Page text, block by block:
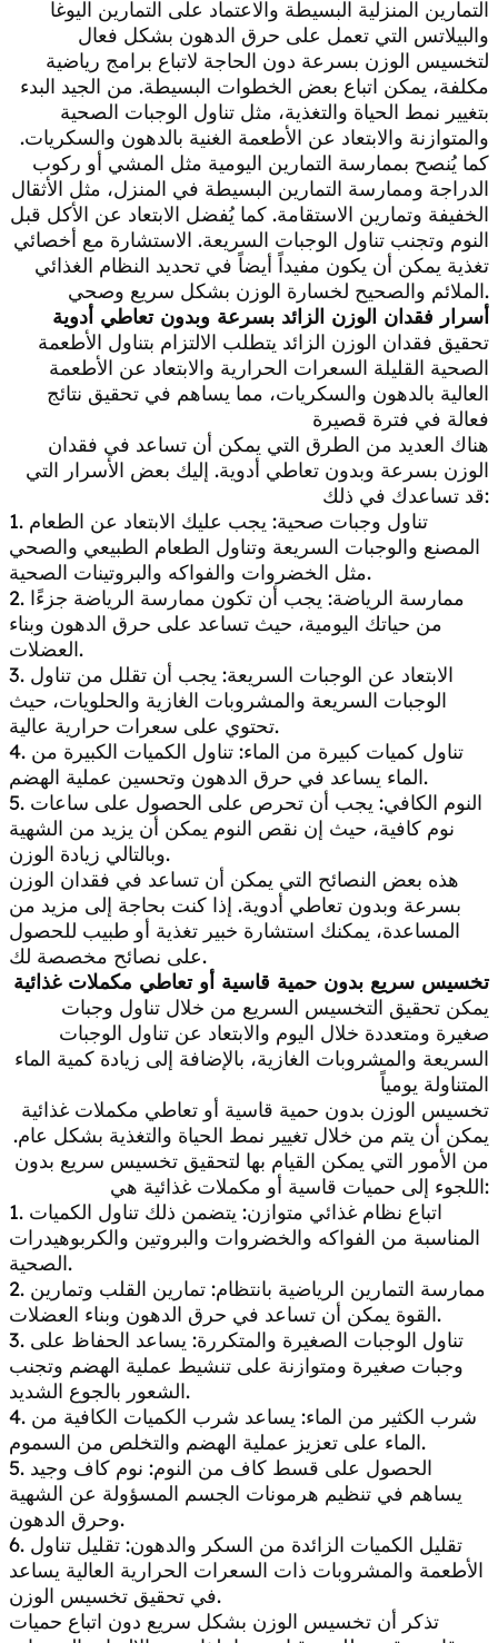
التمارين المنزلية البسيطة والاعتماد على التمارين اليوغا
والبيلاتس التي تعمل على حرق الدهون بشكل فعال
لتخسيس الوزن بسرعة دون الحاجة لاتباع برامج رياضية
مكلفة، يمكن اتباع بعض الخطوات البسيطة. من الجيد البدء
بتغيير نمط الحياة والتغذية، مثل تناول الوجبات الصحية
والمتوازنة والابتعاد عن الأطعمة الغنية بالدهون والسكريات.
كما يُنصح بممارسة التمارين اليومية مثل المشي أو ركوب
الدراجة وممارسة التمارين البسيطة في المنزل، مثل الأثقال
الخفيفة وتمارين الاستقامة. كما يُفضل الابتعاد عن الأكل قبل
النوم وتجنب تناول الوجبات السريعة. الاستشارة مع أخصائي
تغذية يمكن أن يكون مفيداً أيضاً في تحديد النظام الغذائي
الملائم والصحيح لخسارة الوزن بشكل سريع وصحي.
أسرار فقدان الوزن الزائد بسرعة وبدون تعاطي أدوية
تحقيق فقدان الوزن الزائد يتطلب الالتزام بتناول الأطعمة
الصحية القليلة السعرات الحرارية والابتعاد عن الأطعمة
العالية بالدهون والسكريات، مما يساهم في تحقيق نتائج
فعالة في فترة قصيرة
هناك العديد من الطرق التي يمكن أن تساعد في فقدان
الوزن بسرعة وبدون تعاطي أدوية. إليك بعض الأسرار التي
قد تساعدك في ذلك:
1. تناول وجبات صحية: يجب عليك الابتعاد عن الطعام
المصنع والوجبات السريعة وتناول الطعام الطبيعي والصحي
مثل الخضروات والفواكه والبروتينات الصحية.
2. ممارسة الرياضة: يجب أن تكون ممارسة الرياضة جزءًا
من حياتك اليومية، حيث تساعد على حرق الدهون وبناء
العضلات.
3. الابتعاد عن الوجبات السريعة: يجب أن تقلل من تناول
الوجبات السريعة والمشروبات الغازية والحلويات، حيث
تحتوي على سعرات حرارية عالية.
4. تناول كميات كبيرة من الماء: تناول الكميات الكبيرة من
الماء يساعد في حرق الدهون وتحسين عملية الهضم.
5. النوم الكافي: يجب أن تحرص على الحصول على ساعات
نوم كافية، حيث إن نقص النوم يمكن أن يزيد من الشهية
وبالتالي زيادة الوزن.
هذه بعض النصائح التي يمكن أن تساعد في فقدان الوزن
بسرعة وبدون تعاطي أدوية. إذا كنت بحاجة إلى مزيد من
المساعدة، يمكنك استشارة خبير تغذية أو طبيب للحصول
على نصائح مخصصة لك.
تخسيس سريع بدون حمية قاسية أو تعاطي مكملات غذائية
يمكن تحقيق التخسيس السريع من خلال تناول وجبات
صغيرة ومتعددة خلال اليوم والابتعاد عن تناول الوجبات
السريعة والمشروبات الغازية، بالإضافة إلى زيادة كمية الماء
المتناولة يومياً
تخسيس الوزن بدون حمية قاسية أو تعاطي مكملات غذائية
يمكن أن يتم من خلال تغيير نمط الحياة والتغذية بشكل عام.
من الأمور التي يمكن القيام بها لتحقيق تخسيس سريع بدون
اللجوء إلى حميات قاسية أو مكملات غذائية هي:
1. اتباع نظام غذائي متوازن: يتضمن ذلك تناول الكميات
المناسبة من الفواكه والخضروات والبروتين والكربوهيدرات
الصحية.
2. ممارسة التمارين الرياضية بانتظام: تمارين القلب وتمارين
القوة يمكن أن تساعد في حرق الدهون وبناء العضلات.
3. تناول الوجبات الصغيرة والمتكررة: يساعد الحفاظ على
وجبات صغيرة ومتوازنة على تنشيط عملية الهضم وتجنب
الشعور بالجوع الشديد.
4. شرب الكثير من الماء: يساعد شرب الكميات الكافية من
الماء على تعزيز عملية الهضم والتخلص من السموم.
5. الحصول على قسط كاف من النوم: نوم كاف وجيد
يساهم في تنظيم هرمونات الجسم المسؤولة عن الشهية
وحرق الدهون.
6. تقليل الكميات الزائدة من السكر والدهون: تقليل تناول
الأطعمة والمشروبات ذات السعرات الحرارية العالية يساعد
في تحقيق تخسيس الوزن.
تذكر أن تخسيس الوزن بشكل سريع دون اتباع حميات